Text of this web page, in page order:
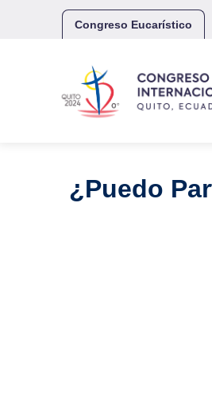
Congreso Eucarístico
¿Puedo